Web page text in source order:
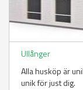
Ullånger
Alla husköp är
unik för just dig.